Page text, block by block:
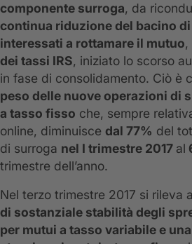
componente surroga, da
continua riduzione del bacino
interessati a rottamare il mutuo,
dei tassi IRS, iniziato lo scorso
in fase di consolidamento. Ciò è
peso delle nuove operazioni di
a tasso fisso che, sempre
online, diminuisce dal 77% del
di surroga nel I trimestre 2017 al
trimestre dell’anno.
Nel terzo trimestre 2017 si rileva
di sostanziale stabilità degli
per mutui a tasso variabile e